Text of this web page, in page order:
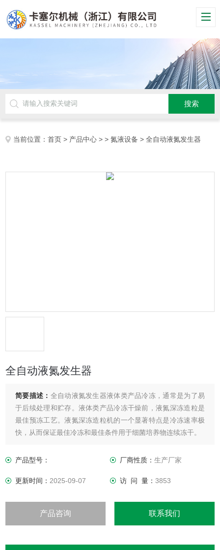
当前位置：首页 > 产品中心 > >氮液设备 > 全自动液氮发生器
全自动液氮发生器
简要描述： 全自动液氮发生器液体类产品冷冻，通常是为了易
于后续处理和贮存。液体类产品冷冻干燥前，液氮深冻造粒是
最佳预冻工艺。液氮深冻造粒机的一个显著特点是冷冻速率极
快，从而保证最佳冷冻和最佳条件用于细菌培养物连续冻干。
产品型号： 厂商性质： 生产厂家
更新时间：2025-09-07 访 问 量： 3853
产品咨询 联系我们